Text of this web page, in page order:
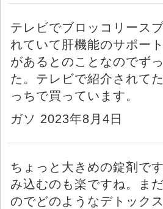
テレビでブロッコリース
れていて肝機能のサポー
があるとのことなのでず
た。テレビで紹介されて
っちで買っています。
ガソ 2023年8月4日
ちょっと大きめの錠剤で
み込むのも楽ですね。ま
のでどのようなデトック